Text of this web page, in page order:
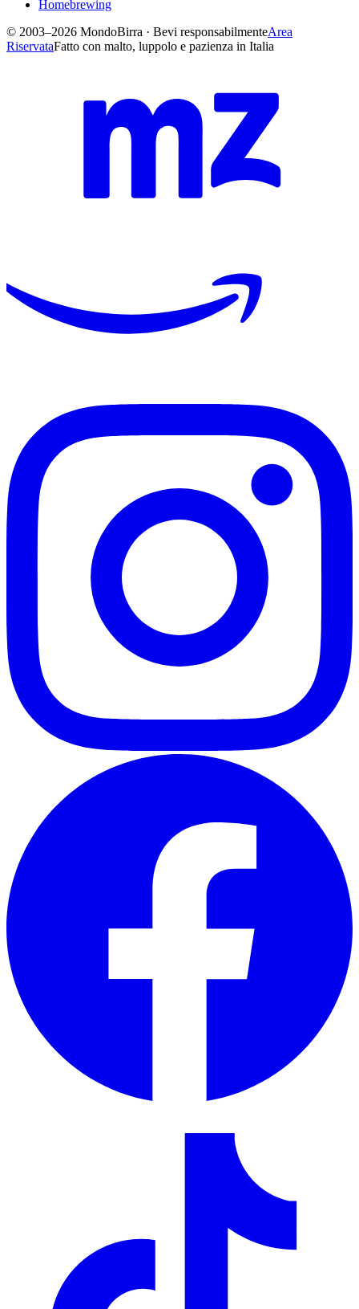
Homebrewing
© 2003–2026 MondoBirra · Bevi responsabilmenteArea
RiservataFatto con malto, luppolo e pazienza in Italia